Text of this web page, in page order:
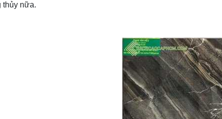
thủy nữa.